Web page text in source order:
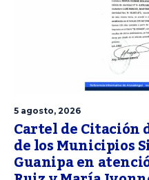
5 agosto, 2026
Cartel de Citación
de los Municipios
Guanipa en